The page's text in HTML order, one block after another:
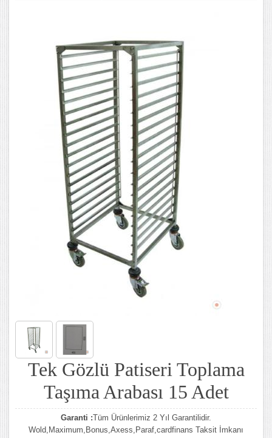
Tek Gözlü Patiseri Toplama
Taşıma Arabası 15 Adet
Garanti :Tüm Ürünlerimiz 2 Yıl Garantilidir.
Wold,Maximum,Bonus,Axess,Paraf,cardfinans Taksit İmkanı